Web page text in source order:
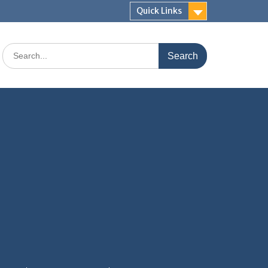
Quick Links
Search
for: